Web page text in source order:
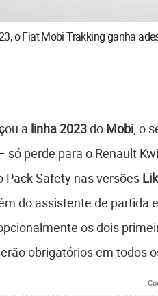
o Fiat Mobi Trakking ganha
a linha 2023do Mobi, o
só perde para o Renault
Pack Safety nas versões
do assistente de partida
os dois
obrigatórios em todos